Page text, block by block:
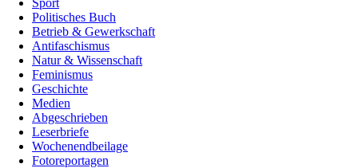
Sport
Politisches Buch
Betrieb & Gewerkschaft
Antifaschismus
Natur & Wissenschaft
Feminismus
Geschichte
Medien
Abgeschrieben
Leserbriefe
Wochenendbeilage
Fotoreportagen